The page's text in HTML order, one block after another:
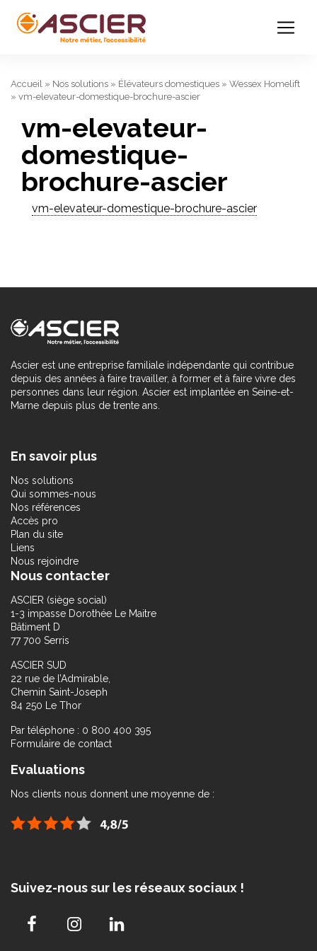
Accueil » Nos solutions » Élévateurs domestiques » Wessex Homelift
» vm-elevateur-domestique-brochure-ascier
vm-elevateur-
domestique-
brochure-ascier
vm-elevateur-domestique-brochure-ascier
Ascier est une entreprise familiale indépendante qui contribue
depuis des années à faire travailler, à former et à faire vivre des
personnes dans leur région. Ascier est implantée en Seine-et-
Marne depuis plus de trente ans.
En savoir plus
Nos solutions
Qui sommes-nous
Nos références
Accès pro
Plan du site
Liens
Nous rejoindre
Nous contacter
ASCIER (siège social)
1-3 impasse Dorothée Le Maitre
Bâtiment D
77 700 Serris
ASCIER SUD
22 rue de l’Admirable,
Chemin Saint-Joseph
84 250 Le Thor
Par téléphone : 0 800 400 395
Formulaire de contact
Evaluations
Nos clients nous donnent une moyenne de :
Suivez-nous sur les réseaux sociaux !